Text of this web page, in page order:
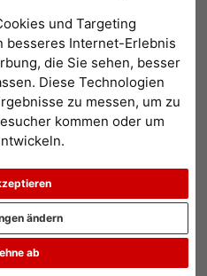
und Targeting
besseres Internet-Erlebnis
die Sie sehen, besser
Diese Technologien
zu messen, um zu
kommen oder um
ab
ändern